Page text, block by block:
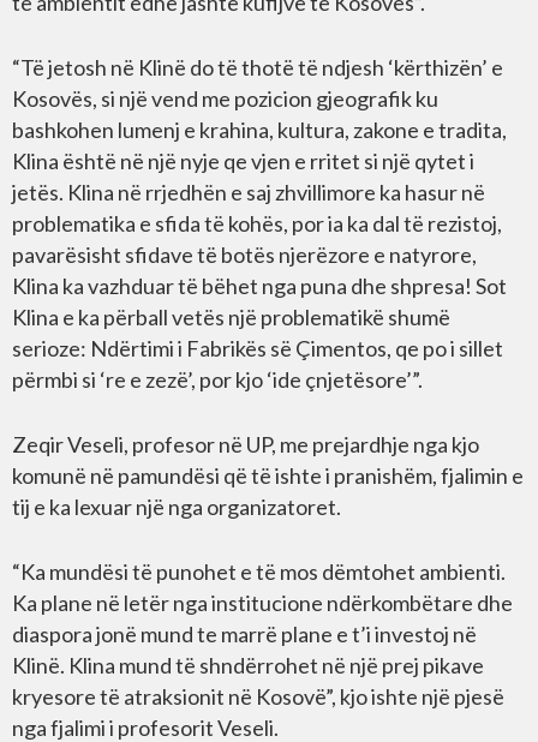
“Të jetosh në Klinë do të thotë të ndjesh ‘kërthizën’ e
Kosovës, si një vend me pozicion gjeografik ku
bashkohen lumenj e krahina, kultura, zakone e tradita,
Klina është në një nyje qe vjen e rritet si një qytet i
jetës. Klina në rrjedhën e saj zhvillimore ka hasur në
problematika e sfida të kohës, por ia ka dal të rezistoj,
pavarësisht sfidave të botës njerëzore e natyrore,
Klina ka vazhduar të bëhet nga puna dhe shpresa! Sot
Klina e ka përball vetës një problematikë shumë
serioze: Ndërtimi i Fabrikës së Çimentos, qe po i sillet
përmbi si ‘re e zezë’, por kjo ‘ide çnjetësore’”.
Zeqir Veseli, profesor në UP, me prejardhje nga kjo
komunë në pamundësi që të ishte i pranishëm, fjalimin e
tij e ka lexuar një nga organizatoret.
“Ka mundësi të punohet e të mos dëmtohet ambienti.
Ka plane në letër nga institucione ndërkombëtare dhe
diaspora jonë mund te marrë plane e t’i investoj në
Klinë. Klina mund të shndërrohet në një prej pikave
kryesore të atraksionit në Kosovë”, kjo ishte një pjesë
nga fjalimi i profesorit Veseli.